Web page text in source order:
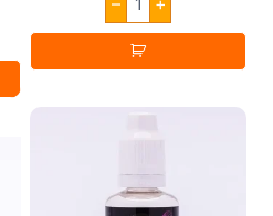
Vape
Parma
Violets
30ml